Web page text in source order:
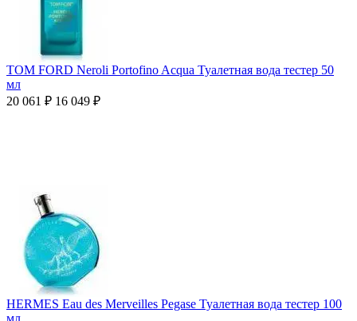
TOM FORD Neroli Portofino Acqua Туалетная вода тестер 50
мл
20 061 ₽ 16 049 ₽
HERMES Eau des Merveilles Pegase Туалетная вода тестер 100
мл